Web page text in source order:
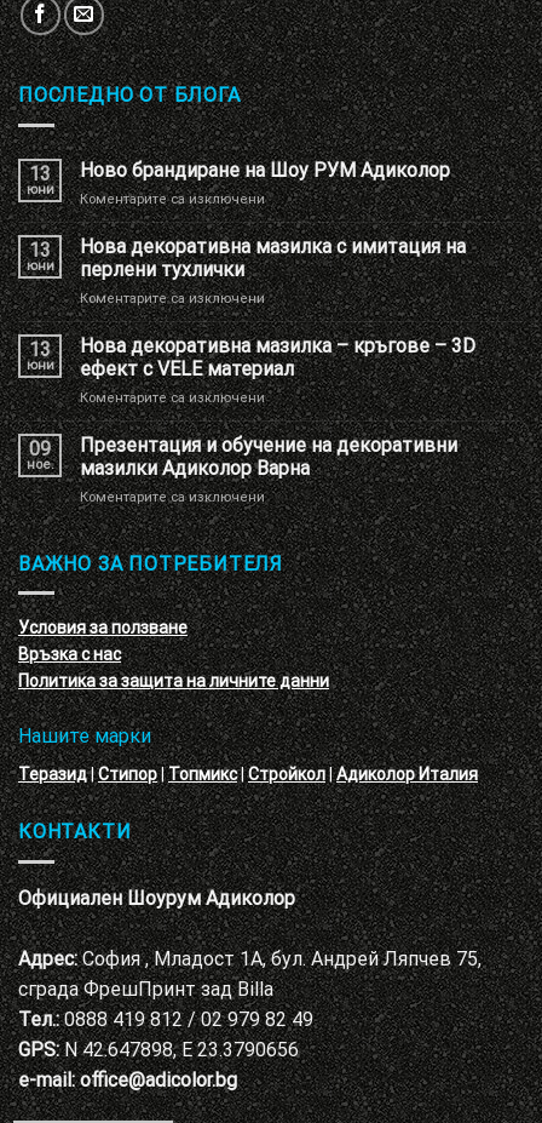
ПОСЛЕДНО ОТ БЛОГА
13
юни
Ново брандиране на Шоу РУМ Адиколор
Коментарите са изключениза
Ново
брандиране
на
Шоу
РУМ
Адиколор
13
юни
Нова декоративна мазилка с имитация на
перлени тухлички
Коментарите са изключениза
Нова
декоративна
мазилка
с
имитация
на
перлени
тухлички
13
юни
Нова декоративна мазилка – кръгове – 3D
ефект с VELE материал
Коментарите са изключениза
Нова
декоративна
мазилка
–
кръгове
–
3D
ефект
с
VELE
материал
09
ное.
Презентация и обучение на декоративни
мазилки Адиколор Варна
Коментарите са изключениза
Презентация
и
обучение
на
декоративни
мазилки
Адиколор
Варна
ВАЖНО ЗА ПОТРЕБИТЕЛЯ
Условия за ползване
Връзка с нас
Политика за защита на личните данни
Нашите марки
Теразид|Стипор|Топмикс|Стройкол|Адиколор Италия
КОНТАКТИ
Официален Шоурум Адиколор
Адрес:София , Младост 1А, бул. Андрей Ляпчев 75,
сграда ФрешПринт зад Billa
Тел.:0888 419 812 / 02 979 82 49
GPS:N 42.647898, E 23.3790656
e-mail: office@adicolor.bg